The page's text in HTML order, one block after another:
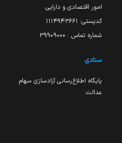
امور اقتصادی و دارایی
کدپستی: ۱۱۱۴۹۴۳۶۶۱
شماره تماس : 39909000
ستادی
پایگاه اطلاع‌رسانی آزادسازی سهام
عدالت